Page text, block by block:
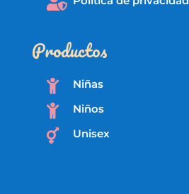
Productos
 Niñas
 Niños
 Unisex